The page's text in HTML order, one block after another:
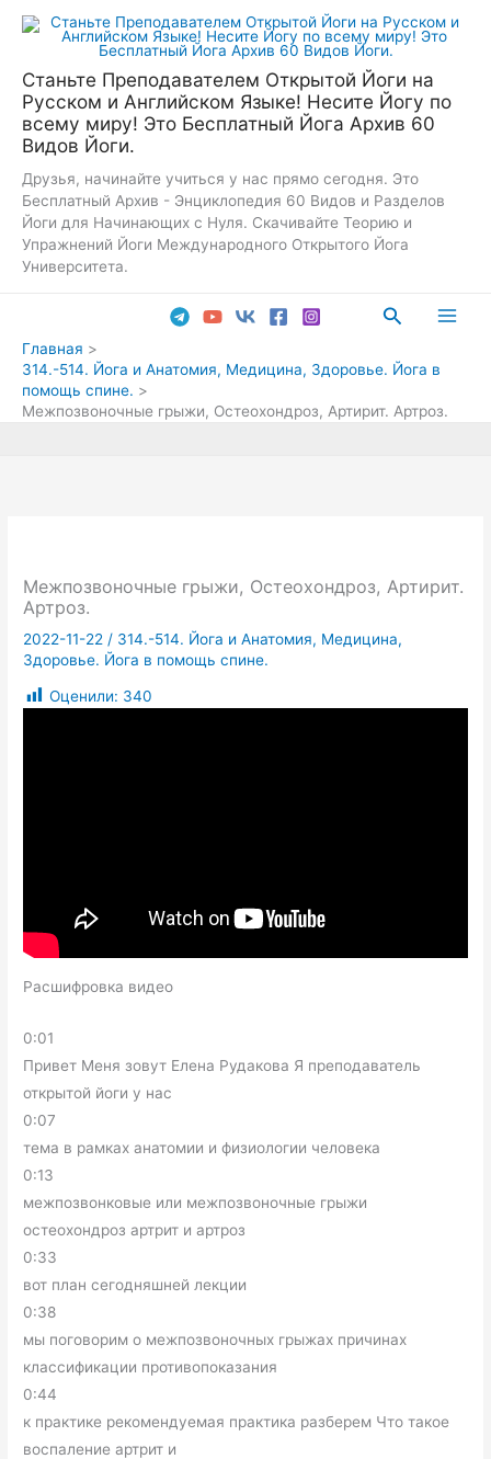
Перейти
Станьте Преподавателем Открытой Йоги на
Русском и Английском Языке! Несите Йогу по
всему миру! Это Бесплатный Йога Архив 60
Видов Йоги.
Друзья, начинайте учиться у нас прямо сегодня. Это
Бесплатный Архив - Энциклопедия 60 Видов и Разделов
Йоги для Начинающих с Нуля. Скачивайте Теорию и
Упражнений Йоги Международного Открытого Йога
Университета.
Поиск
Главная
314.-514. Йога и Анатомия, Медицина, Здоровье. Йога в
помощь спине.
Межпозвоночные грыжи, Остеохондроз, Артирит. Артроз.
Межпозвоночные грыжи, Остеохондроз, Артирит.
Артроз.
2022-11-22 / 314.-514. Йога и Анатомия, Медицина,
Здоровье. Йога в помощь спине.
Оценили: 340
Расшифровка видео
0:01
Привет Меня зовут Елена Рудакова Я преподаватель
открытой йоги у нас
0:07
тема в рамках анатомии и физиологии человека
0:13
межпозвонковые или межпозвоночные грыжи
остеохондроз артрит и артроз
0:33
вот план сегодняшней лекции
0:38
мы поговорим о межпозвоночных грыжах причинах
классификации противопоказания
0:44
к практике рекомендуемая практика разберем Что такое
воспаление артрит и